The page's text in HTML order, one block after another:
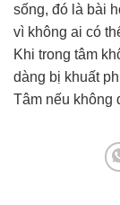
sống, đó là bài
vì không ai có
Khi trong tâm
dàng bị khuất
Tâm nếu không